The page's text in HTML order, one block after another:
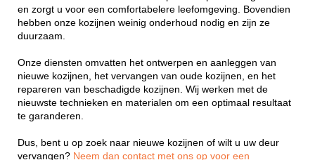
en zorgt u voor een comfortabelere leefomgeving. Bovendien
hebben onze kozijnen weinig onderhoud nodig en zijn ze
duurzaam.
Onze diensten omvatten het ontwerpen en aanleggen van
nieuwe kozijnen, het vervangen van oude kozijnen, en het
repareren van beschadigde kozijnen. Wij werken met de
nieuwste technieken en materialen om een optimaal resultaat
te garanderen.
Dus, bent u op zoek naar nieuwe kozijnen of wilt u uw deur
vervangen? Neem dan contact met ons op voor een